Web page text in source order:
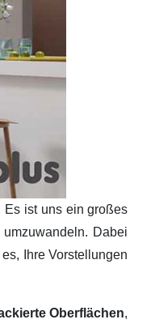
Es ist uns ein großes
umzuwandeln. Dabei
Ihre Vorstellungen
Oberflächen,